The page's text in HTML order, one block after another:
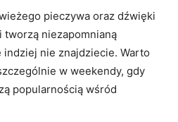
pieczywa oraz dźwięki
niezapomnianą
nie znajdziecie. Warto
w weekendy, gdy
popularnością wśród